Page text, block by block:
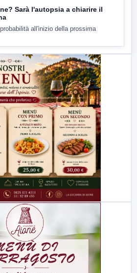
Sarà l'autopsia a chiarire il
all'inizio della prossima